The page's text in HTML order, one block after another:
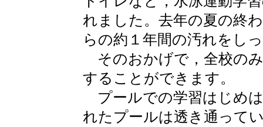
れました。去年の夏の終
らの約１年間の汚れをし
そのおかげで，全校の
することができます。
プールでの学習はじめ
れたプールは透き通って